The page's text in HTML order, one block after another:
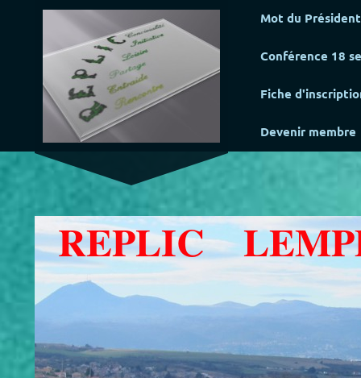
Mot du Président
Conférence 18
Fiche
Devenir membre
REPLIC